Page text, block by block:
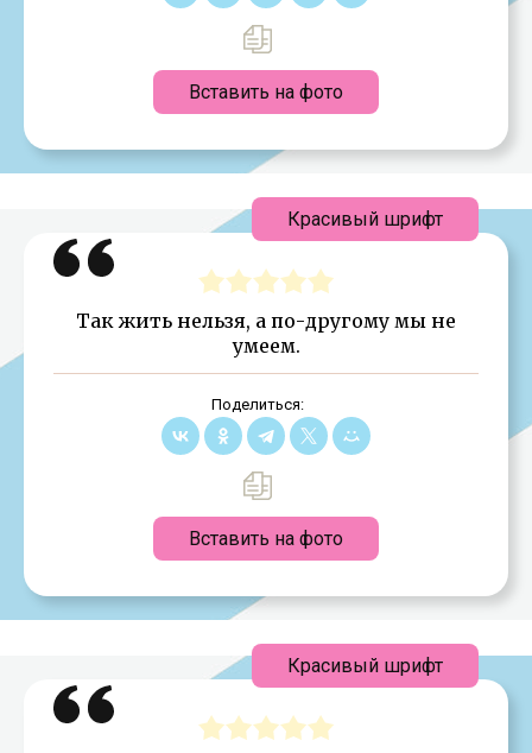
Вставить на фото
Так жить нельзя, а по-другому мы не
умеем.
Поделиться:
Вставить на фото
Красивый шрифт
Красивый шрифт